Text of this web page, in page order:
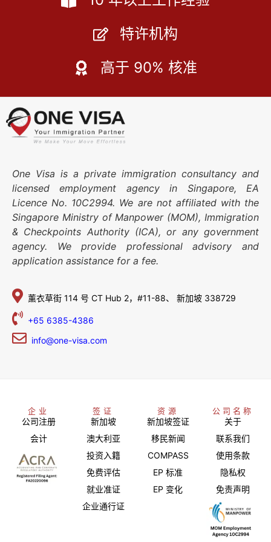
特许机构
高于 90% 核准
One Visa is a private immigration consultancy and
licensed employment agency in Singapore, EA
Licence No. 10C2994. We are not affiliated with the
Singapore Ministry of Manpower (MOM), Immigration
& Checkpoints Authority (ICA), or any government
agency. We provide professional advisory and
application assistance for a fee.
薰衣草街 114 号 CT Hub 2，#11-88、 新加坡 338729
+65 6385-4386
info@one-visa.com
企业
公司注册
会计
签证
新加坡
澳大利亚
投资入籍
免费评估
就业准证
企业通行证
资源
新加坡签证
移民新闻
COMPASS
EP 标准
EP 变化
公司名称
关于
联系我们
使用条款
隐私权
免责声明